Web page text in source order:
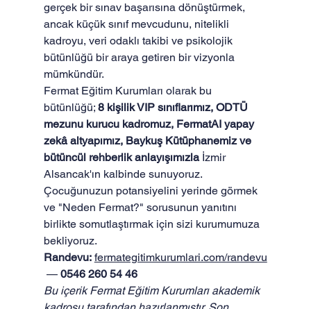
gerçek bir sınav başarısına dönüştürmek,
ancak küçük sınıf mevcudunu, nitelikli
kadroyu, veri odaklı takibi ve psikolojik
bütünlüğü bir araya getiren bir vizyonla
mümkündür.
Fermat Eğitim Kurumları olarak bu
bütünlüğü; 8 kişilik VIP sınıflarımız, ODTÜ
mezunu kurucu kadromuz, FermatAI yapay
zekâ altyapımız, Baykuş Kütüphanemiz ve
bütüncül rehberlik anlayışımızla İzmir
Alsancak'ın kalbinde sunuyoruz.
Çocuğunuzun potansiyelini yerinde görmek
ve "Neden Fermat?" sorusunun yanıtını
birlikte somutlaştırmak için sizi kurumumuza
bekliyoruz.
Randevu: fermategitimkurumlari.com/randevu
— 0546 260 54 46
Bu içerik Fermat Eğitim Kurumları akademik